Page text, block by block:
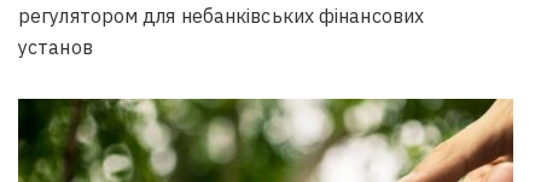
регулятором для небанківських фінансових
установ